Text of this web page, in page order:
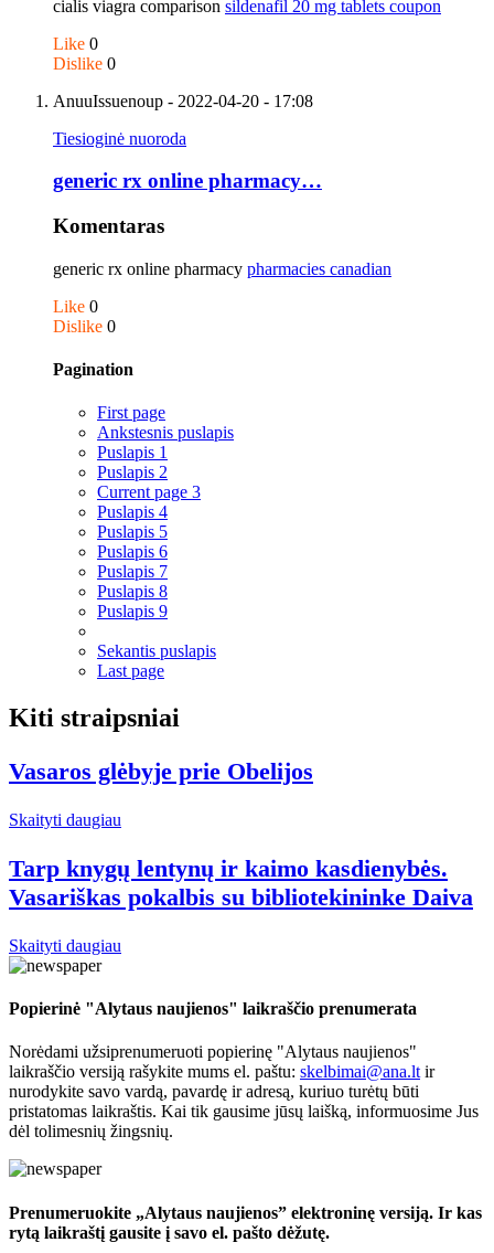
cialis viagra comparison sildenafil 20 mg tablets coupon
Like 0
Dislike 0
AnuuIssuenoup - 2022-04-20 - 17:08
Tiesioginė nuoroda
generic rx online pharmacy…
Komentaras
generic rx online pharmacy pharmacies canadian
Like 0
Dislike 0
Pagination
First page
Ankstesnis puslapis
Puslapis 1
Puslapis 2
Current page 3
Puslapis 4
Puslapis 5
Puslapis 6
Puslapis 7
Puslapis 8
Puslapis 9
Sekantis puslapis
Last page
Kiti straipsniai
Vasaros glėbyje prie Obelijos
Skaityti daugiau
Tarp knygų lentynų ir kaimo kasdienybės.
Vasariškas pokalbis su bibliotekininke Daiva
Skaityti daugiau
Popierinė "Alytaus naujienos" laikraščio prenumerata
Norėdami užsiprenumeruoti popierinę "Alytaus naujienos"
laikraščio versiją rašykite mums el. paštu: skelbimai@ana.ltir
nurodykite savo vardą, pavardę ir adresą, kuriuo turėtų būti
pristatomas laikraštis. Kai tik gausime jūsų laišką, informuosime Jus
dėl tolimesnių žingsnių.
Prenumeruokite „Alytaus naujienos” elektroninę versiją. Ir kas
rytą laikraštį gausite į savo el. pašto dėžutę.